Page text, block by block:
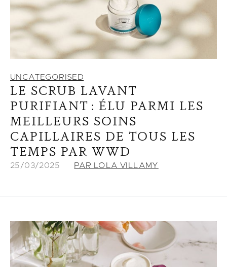
UNCATEGORISED
LE SCRUB LAVANT
PURIFIANT : ÉLU PARMI LES
MEILLEURS SOINS
CAPILLAIRES DE TOUS LES
TEMPS PAR WWD
25/03/2025 PAR LOLA VILLAMY